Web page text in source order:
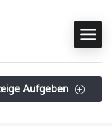
Aufgeben